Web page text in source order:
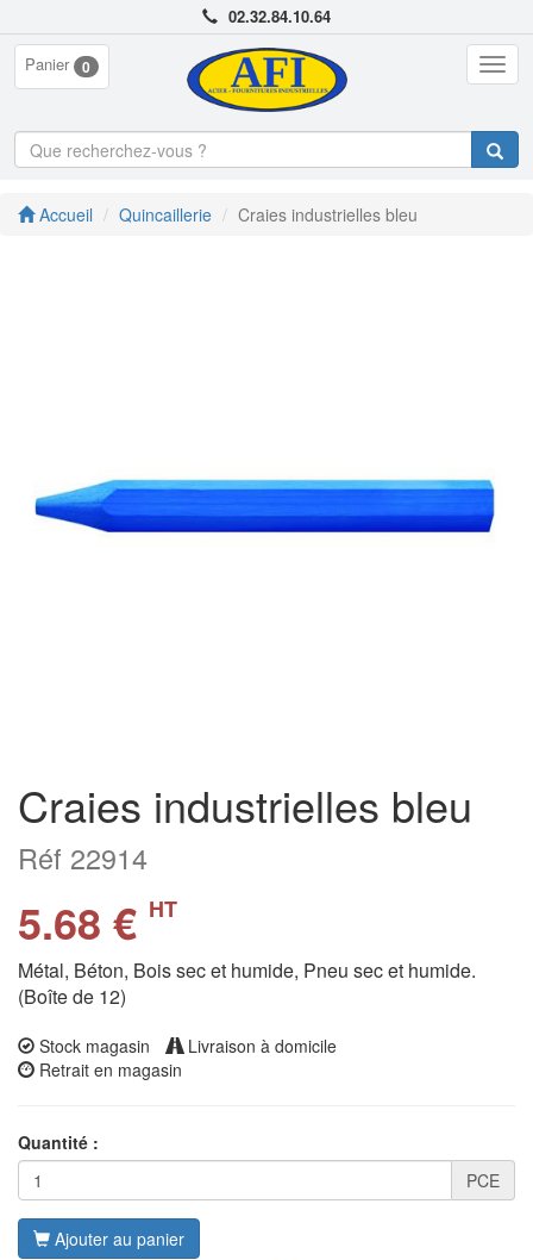
02.32.84.10.64
Panier 0
Accueil Quincaillerie Craies industrielles bleu
Craies industrielles bleu
Réf 22914
5.68 € HT
Métal, Béton, Bois sec et humide, Pneu sec et humide.
(Boîte de 12)
Stock magasin
Livraison à domicile
Retrait en magasin
Quantité :
PCE
Ajouter au panier